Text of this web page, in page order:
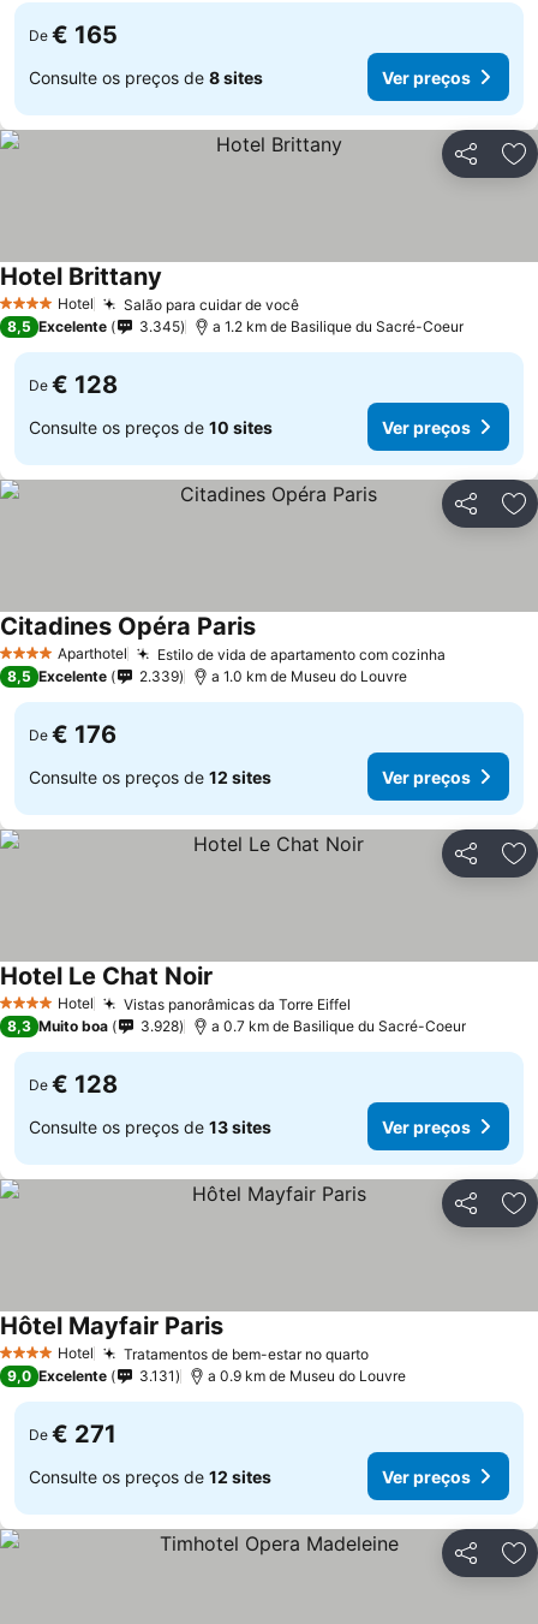
De € 165
Consulte os preços de 8 sites Ver preços
Partilhar
4 EstrelasHotel Salão para cuidar de você
Hotel Brittany
8,5 Excelente 3.345 a 1.2 km de Basilique du Sacré-Coeur
De € 128
Consulte os preços de 10 sites Ver preços
Partilhar
4 EstrelasAparthotel Estilo de vida de apartamento com cozinha
Citadines Opéra Paris
8,5 Excelente 2.339 a 1.0 km de Museu do Louvre
De € 176
Consulte os preços de 12 sites Ver preços
Partilhar
4 EstrelasHotel Vistas panorâmicas da Torre Eiffel
Hotel Le Chat Noir
8,3 Muito boa 3.928 a 0.7 km de Basilique du Sacré-Coeur
De € 128
Consulte os preços de 13 sites Ver preços
Partilhar
4 EstrelasHotel Tratamentos de bem-estar no quarto
Hôtel Mayfair Paris
9,0 Excelente 3.131 a 0.9 km de Museu do Louvre
De € 271
Consulte os preços de 12 sites Ver preços
Partilhar